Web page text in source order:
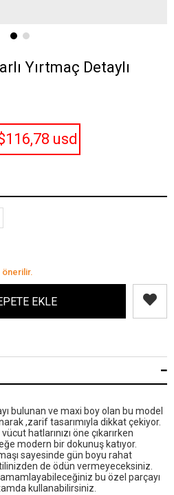
Yırtmaç Detaylı
usd
önerilir.
bulunan ve maxi boy olan bu model
,zarif tasarımıyla dikkat çekiyor.
hatlarınızı öne çıkarırken
modern bir dokunuş katıyor.
sayesinde gün boyu rahat
de ödün vermeyeceksiniz.
bu özel parçayı
kullanabilirsiniz.